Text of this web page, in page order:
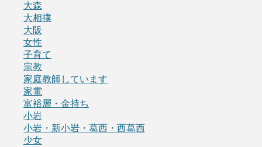
大森
大相撲
大阪
女性
子育て
宗教
家庭教師しています
家電
富裕層・金持ち
小岩
小岩・新小岩・葛西・西葛西
少女